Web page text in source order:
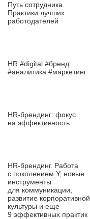
Путь сотрудника.
Практики лучших
работодателей
HR #digital #бренд
#аналитика #маркетинг
HR‑брендинг: фокус
на эффективность
HR‑брендинг. Работа
с поколением Y, новые
инструменты
для коммуникации,
развитие корпоративной
культуры и еще
9 эффективных практик